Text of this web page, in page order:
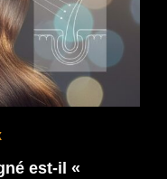
est-il «